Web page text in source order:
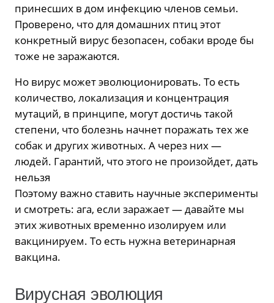
принесших в дом инфекцию членов семьи.
Проверено, что для домашних птиц этот
конкретный вирус безопасен, собаки вроде бы
тоже не заражаются.
Но вирус может эволюционировать. То есть
количество, локализация и концентрация
мутаций, в принципе, могут достичь такой
степени, что болезнь начнет поражать тех же
собак и других животных. А через них —
людей. Гарантий, что этого не произойдет, дать
нельзя
Поэтому важно ставить научные эксперименты
и смотреть: ага, если заражает — давайте мы
этих животных временно изолируем или
вакцинируем. То есть нужна ветеринарная
вакцина.
Вирусная эволюция